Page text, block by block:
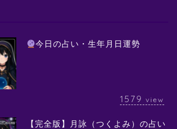
今日の占い・生年月日運勢
1579 view
【完全版】月詠（つくよみ）の占い